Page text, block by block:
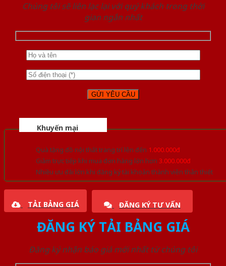
Chúng tôi sẽ liên lạc lại với quý khách trong thời
gian ngắn nhất
Khuyến mại
Quà tặng đồ nội thất trang trí lên đến 1.000.000đ
Giảm trực tiếp khi mua đơn hàng lớn hơn 3.000.000đ
Nhiều ưu đãi lớn khi đăng ký tài khoản thành viên thân thiết
TẢI BẢNG GIÁ ĐĂNG KÝ TƯ VẤN
ĐĂNG KÝ TẢI BẢNG GIÁ
Đăng ký nhận báo giá mới nhất từ chúng tôi